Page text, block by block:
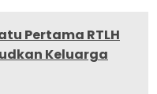
Pertama RTLH
Keluarga